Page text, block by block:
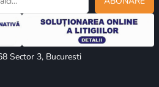
Sector 3, Bucuresti